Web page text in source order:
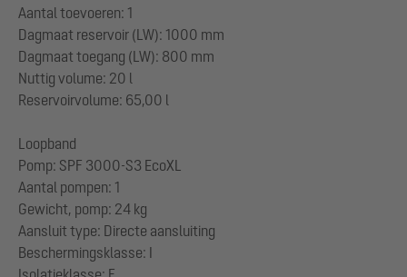
Aantal toevoeren: 1
Dagmaat reservoir (LW): 1000 mm
Dagmaat toegang (LW): 800 mm
Nuttig volume: 20 l
Reservoirvolume: 65,00 l
Loopband
Pomp: SPF 3000-S3 EcoXL
Aantal pompen: 1
Gewicht, pomp: 24 kg
Aansluit type: Directe aansluiting
Beschermingsklasse: I